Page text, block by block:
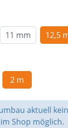
11 mm 12,5
2 m
aktuell
Shop möglich.